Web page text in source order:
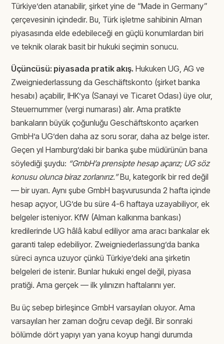
Türkiye’den atanabilir, şirket yine de “Made in Germany”
çerçevesinin içindedir. Bu, Türk işletme sahibinin Alman
piyasasında elde edebileceği en güçlü konumlardan biri
ve teknik olarak basit bir hukuki seçimin sonucu.
Üçüncüsü: piyasada pratik akış. Hukuken UG, AG ve
Zweigniederlassung da Geschäftskonto (şirket banka
hesabı) açabilir, IHK’ya (Sanayi ve Ticaret Odası) üye olur,
Steuernummer (vergi numarası) alır. Ama pratikte
bankaların büyük çoğunluğu Geschäftskonto açarken
GmbH’a UG’den daha az soru sorar, daha az belge ister.
Geçen yıl Hamburg’daki bir banka şube müdürünün bana
söylediği şuydu: “GmbH’a prensipte hesap açarız; UG söz
konusu olunca biraz zorlanırız.”Bu, kategorik bir red değil
— bir uyarı. Aynı şube GmbH başvurusunda 2 hafta içinde
hesap açıyor, UG’de bu süre 4-6 haftaya uzayabiliyor, ek
belgeler isteniyor. KfW (Alman kalkınma bankası)
kredilerinde UG hâlâ kabul ediliyor ama aracı bankalar ek
garanti talep edebiliyor. Zweigniederlassung’da banka
süreci ayrıca uzuyor çünkü Türkiye’deki ana şirketin
belgeleri de istenir. Bunlar hukuki engel değil, piyasa
pratiği. Ama gerçek — ilk yılınızın haftalarını yer.
Bu üç sebep birleşince GmbH varsayılan oluyor. Ama
varsayılan her zaman doğru cevap değil. Bir sonraki
bölümde dört yapıyı yan yana koyup hangi durumda